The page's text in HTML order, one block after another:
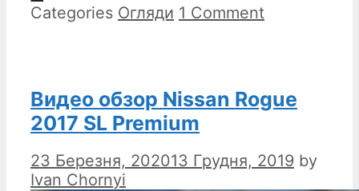
Categories Огляди 1 Comment
Видео обзор Nissan Rogue
2017 SL Premium
23 Березня, 202013 Грудня, 2019 by
Ivan Chornyi